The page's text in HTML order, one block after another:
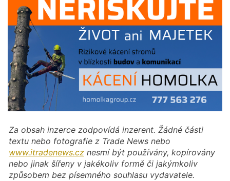
Za obsah inzerce zodpovídá inzerent. Žádné části
textu nebo fotografie z Trade News nebo
www.itradenews.cz nesmí být používány, kopírovány
nebo jinak šířeny v jakékoliv formě či jakýmkoliv
způsobem bez písemného souhlasu vydavatele.